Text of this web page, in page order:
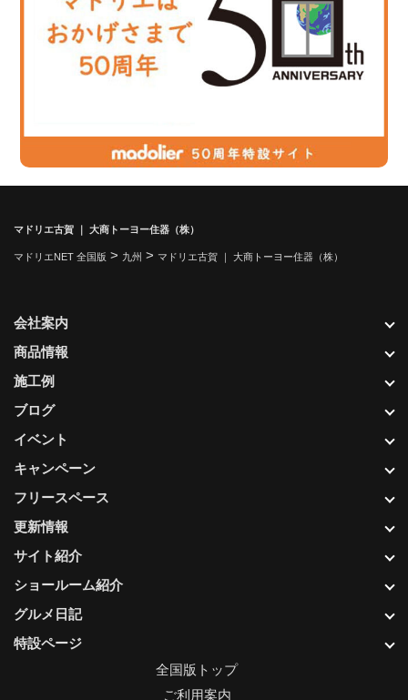
マドリエ古賀 ｜ 大商トーヨー住器（株）
マドリエNET 全国版 > 九州 > マドリエ古賀 ｜ 大商トーヨー住器（株）
更新情報
サイト紹介
ショールーム紹介
グルメ日記
特設ページ
会社案内
商品情報
施工例
ブログ
イベント
キャンペーン
フリースペース
全国版トップ
ご利用案内